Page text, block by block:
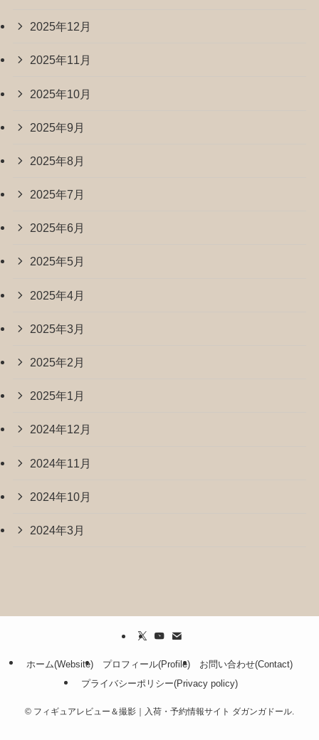
2025年12月
2025年11月
2025年10月
2025年9月
2025年8月
2025年7月
2025年6月
2025年5月
2025年4月
2025年3月
2025年2月
2025年1月
2024年12月
2024年11月
2024年10月
2024年3月
ホーム(Website) プロフィール(Profile)
お問い合わせ(Contact)
プライバシーポリシー(Privacy policy)
© フィギュアレビュー＆撮影｜入荷・予約情報サイト ダガンガドール.